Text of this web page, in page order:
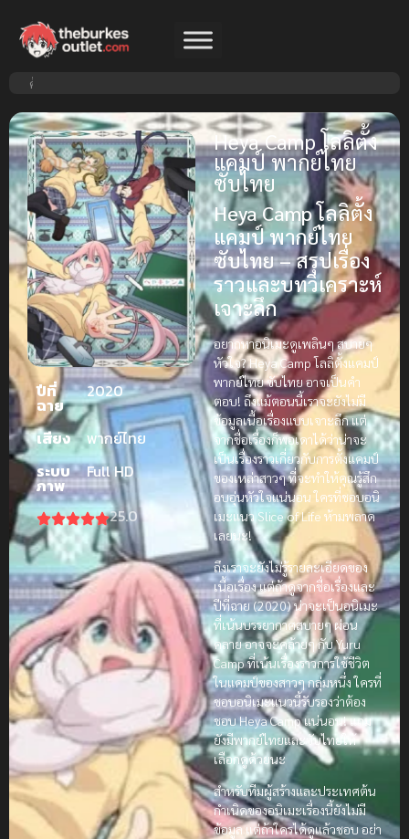
ปีที่
ฉาย
2020
เสียง
พากย์ไทย
ระบบ
ภาพ
Full HD
25.0
Heya Camp โลลิตั้ง
แคมป์ พากย์ไทย
ซับไทย
Heya Camp โลลิตั้ง
แคมป์ พากย์ไทย
ซับไทย – สรุปเรื่อง
ราวและบทวิเคราะห์
เจาะลึก
อยากหาอนิเมะดูเพลินๆ สบายๆ
หัวใจ? Heya Camp โลลิตั้งแคมป์
พากย์ไทย ซับไทย อาจเป็นคำ
ตอบ! ถึงแม้ตอนนี้เราจะยังไม่มี
ข้อมูลเนื้อเรื่องแบบเจาะลึก แต่
จากชื่อเรื่องก็พอเดาได้ว่าน่าจะ
เป็นเรื่องราวเกี่ยวกับการตั้งแคมป์
ของเหล่าสาวๆ ที่จะทำให้คุณรู้สึก
อบอุ่นหัวใจแน่นอน ใครที่ชอบอนิ
เมะแนว Slice of Life ห้ามพลาด
เลยนะ!
ถึงเราจะยังไม่รู้รายละเอียดของ
เนื้อเรื่อง แต่ถ้าดูจากชื่อเรื่องและ
ปีที่ฉาย (2020) น่าจะเป็นอนิเมะ
ที่เน้นบรรยากาศสบายๆ ผ่อน
คลาย อาจจะคล้ายๆ กับ Yuru
Camp ที่เน้นเรื่องราวการใช้ชีวิต
ในแคมป์ของสาวๆ กลุ่มหนึ่ง ใครที่
ชอบอนิเมะแนวนี้รับรองว่าต้อง
ชอบ Heya Camp แน่นอน! แถม
ยังมีพากย์ไทยและซับไทยให้
เลือกดูด้วยนะ
สำหรับทีมผู้สร้างและประเทศต้น
กำเนิดของอนิเมะเรื่องนี้ยังไม่มี
ข้อมูล แต่ถ้าใครได้ดูแล้วชอบ อย่า